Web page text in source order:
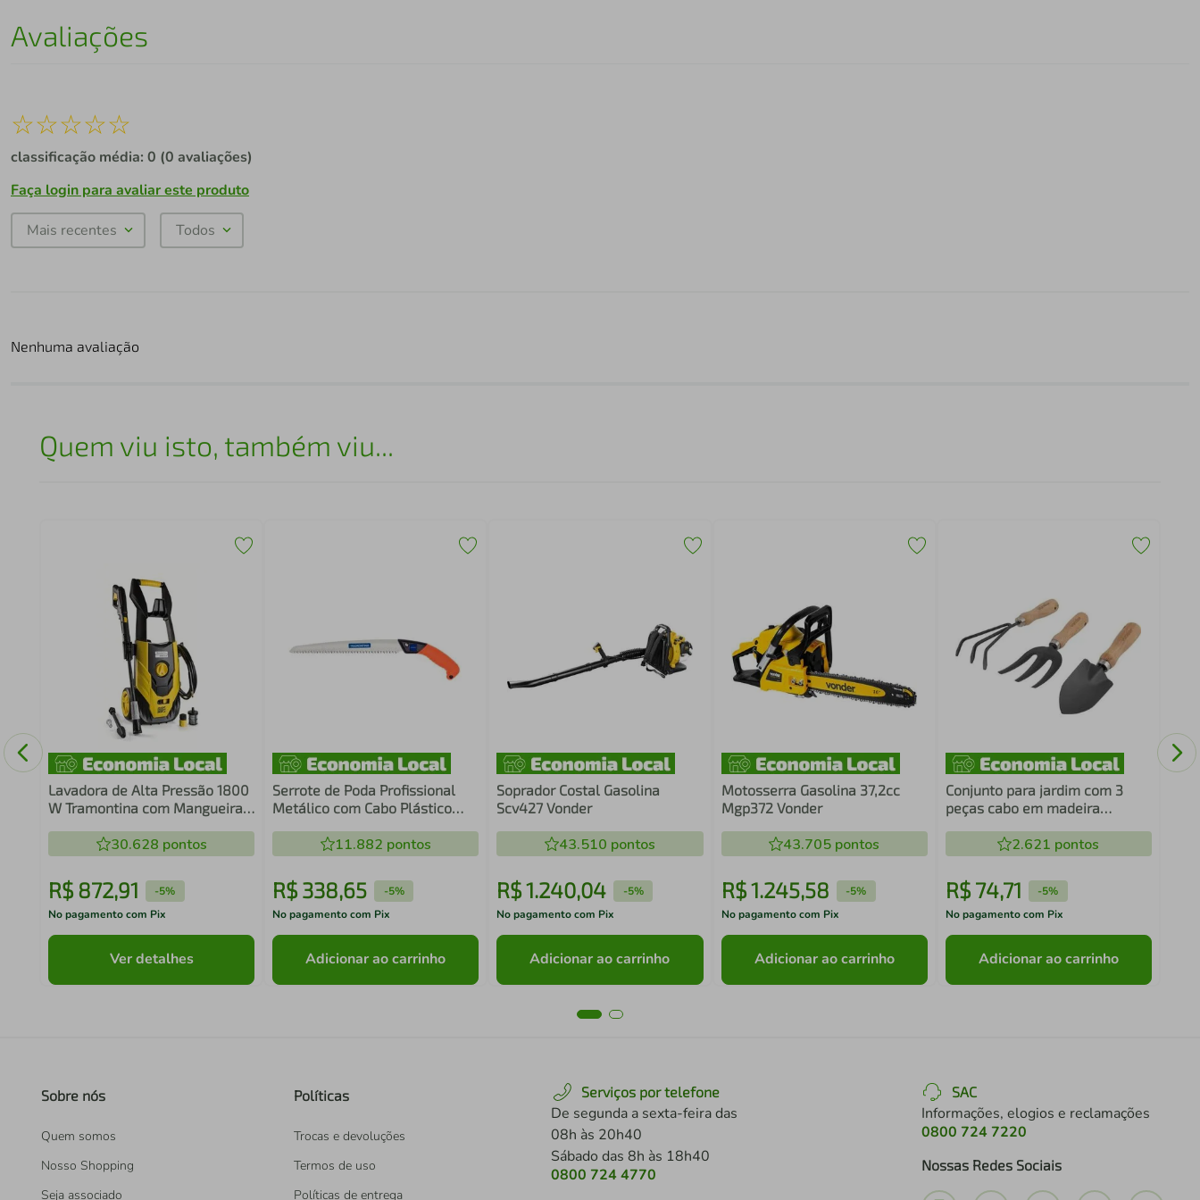
Avaliações
☆☆☆☆☆
classificação média: 0 (0 avaliações)
Faça login para avaliar este produto
Mais recentes Todos
Nenhuma avaliação
Quem viu isto, também viu...
Lavadora de Alta Pressão 1800
W Tramontina com Mangueira
Regulável 1900 psi
30.628 pontos
R$ 872,91 -5%
No pagamento com Pix
Ver detalhes
Serrote de Poda Profissional
Metálico com Cabo Plástico
Tramontina11.882 pontos
R$ 338,65 -5%
No pagamento com Pix
Adicionar ao carrinho
Soprador Costal Gasolina
Scv427 Vonder
43.510 pontos
R$1.240,04 -5%
No pagamento com Pix
Adicionar ao carrinho
Motosserra Gasolina 37,2cc
Mgp372 Vonder
43.705 pontos
R$1.245,58 -5%
No pagamento com Pix
Adicionar ao carrinho
Conjunto para jardim com 3
peças cabo em madeira
2.621 pontos
R$ 74,71 -5%
No pagamento com Pix
Adicionar ao carrinho
Sobre nós
Quem somos
Nosso Shopping
Seja associado
Políticas
Trocas e devoluções
Termos de uso
Políticas de entrega
Serviços por telefone
De segunda a sexta-feira das
08h às 20h40
Sábado das 8h às 18h40
0800 724 4770
SAC
Informações, elogios e reclamações
0800 724 7220
Nossas Redes Sociais